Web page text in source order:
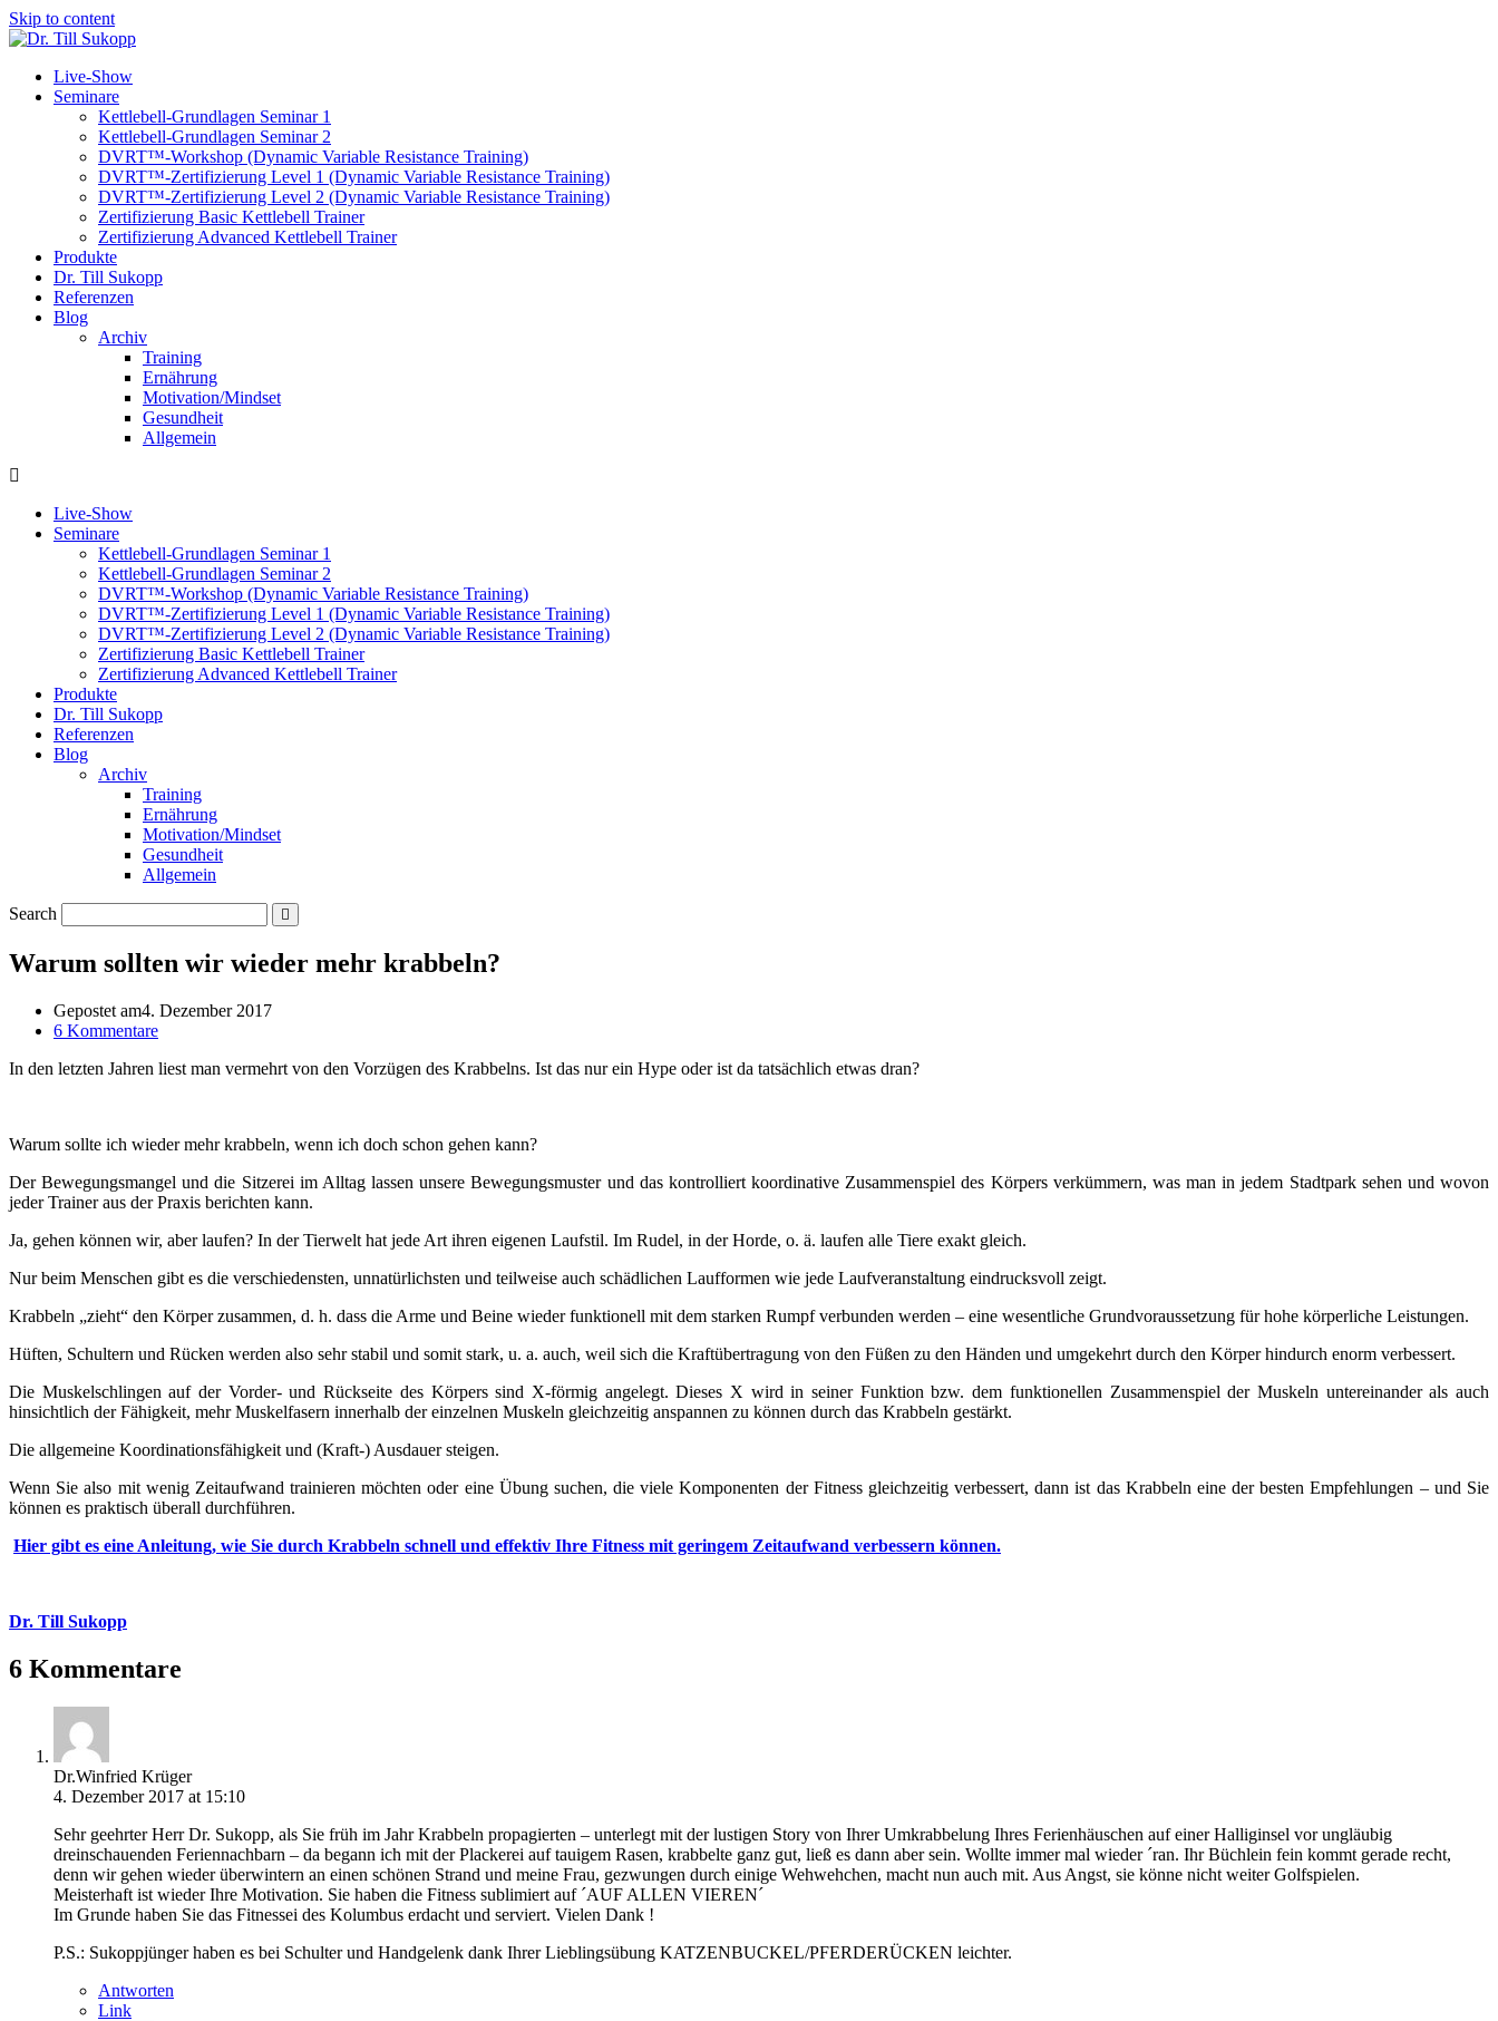
Skip to content
Live-Show
Seminare
Kettlebell-Grundlagen Seminar 1
Kettlebell-Grundlagen Seminar 2
DVRT™-Workshop (Dynamic Variable Resistance Training)
DVRT™-Zertifizierung Level 1 (Dynamic Variable Resistance Training)
DVRT™-Zertifizierung Level 2 (Dynamic Variable Resistance Training)
Zertifizierung Basic Kettlebell Trainer
Zertifizierung Advanced Kettlebell Trainer
Produkte
Dr. Till Sukopp
Referenzen
Blog
Archiv
Training
Ernährung
Motivation/Mindset
Gesundheit
Allgemein
Live-Show
Seminare
Kettlebell-Grundlagen Seminar 1
Kettlebell-Grundlagen Seminar 2
DVRT™-Workshop (Dynamic Variable Resistance Training)
DVRT™-Zertifizierung Level 1 (Dynamic Variable Resistance Training)
DVRT™-Zertifizierung Level 2 (Dynamic Variable Resistance Training)
Zertifizierung Basic Kettlebell Trainer
Zertifizierung Advanced Kettlebell Trainer
Produkte
Dr. Till Sukopp
Referenzen
Blog
Archiv
Training
Ernährung
Motivation/Mindset
Gesundheit
Allgemein
Search
Warum sollten wir wieder mehr krabbeln?
Gepostet am4. Dezember 2017
6 Kommentare
In den letzten Jahren liest man vermehrt von den Vorzügen des Krabbelns. Ist das nur ein Hype oder ist da tatsächlich etwas dran?
Warum sollte ich wieder mehr krabbeln, wenn ich doch schon gehen kann?
Der Bewegungsmangel und die Sitzerei im Alltag lassen unsere Bewegungsmuster und das kontrolliert koordinative Zusammenspiel des Körpers verkümmern, was man in jedem Stadtpark sehen und wovon
jeder Trainer aus der Praxis berichten kann.
Ja, gehen können wir, aber laufen? In der Tierwelt hat jede Art ihren eigenen Laufstil. Im Rudel, in der Horde, o. ä. laufen alle Tiere exakt gleich.
Nur beim Menschen gibt es die verschiedensten, unnatürlichsten und teilweise auch schädlichen Laufformen wie jede Laufveranstaltung eindrucksvoll zeigt.
Krabbeln „zieht“ den Körper zusammen, d. h. dass die Arme und Beine wieder funktionell mit dem starken Rumpf verbunden werden – eine wesentliche Grundvoraussetzung für hohe körperliche Leistungen.
Hüften, Schultern und Rücken werden also sehr stabil und somit stark, u. a. auch, weil sich die Kraftübertragung von den Füßen zu den Händen und umgekehrt durch den Körper hindurch enorm verbessert.
Die Muskelschlingen auf der Vorder- und Rückseite des Körpers sind X-förmig angelegt. Dieses X wird in seiner Funktion bzw. dem funktionellen Zusammenspiel der Muskeln untereinander als auch
hinsichtlich der Fähigkeit, mehr Muskelfasern innerhalb der einzelnen Muskeln gleichzeitig anspannen zu können durch das Krabbeln gestärkt.
Die allgemeine Koordinationsfähigkeit und (Kraft-) Ausdauer steigen.
Wenn Sie also mit wenig Zeitaufwand trainieren möchten oder eine Übung suchen, die viele Komponenten der Fitness gleichzeitig verbessert, dann ist das Krabbeln eine der besten Empfehlungen – und Sie
können es praktisch überall durchführen.
Hier gibt es eine Anleitung, wie Sie durch Krabbeln schnell und effektiv Ihre Fitness mit geringem Zeitaufwand verbessern können.
Dr. Till Sukopp
6 Kommentare
Dr.Winfried Krüger
4. Dezember 2017 at 15:10
Sehr geehrter Herr Dr. Sukopp, als Sie früh im Jahr Krabbeln propagierten – unterlegt mit der lustigen Story von Ihrer Umkrabbelung Ihres Ferienhäuschen auf einer Halliginsel vor ungläubig
dreinschauenden Feriennachbarn – da begann ich mit der Plackerei auf tauigem Rasen, krabbelte ganz gut, ließ es dann aber sein. Wollte immer mal wieder ´ran. Ihr Büchlein fein kommt gerade recht,
denn wir gehen wieder überwintern an einen schönen Strand und meine Frau, gezwungen durch einige Wehwehchen, macht nun auch mit. Aus Angst, sie könne nicht weiter Golfspielen.
Meisterhaft ist wieder Ihre Motivation. Sie haben die Fitness sublimiert auf ´AUF ALLEN VIEREN´
Im Grunde haben Sie das Fitnessei des Kolumbus erdacht und serviert. Vielen Dank !
P.S.: Sukoppjünger haben es bei Schulter und Handgelenk dank Ihrer Lieblingsübung KATZENBUCKEL/PFERDERÜCKEN leichter.
Antworten
Link